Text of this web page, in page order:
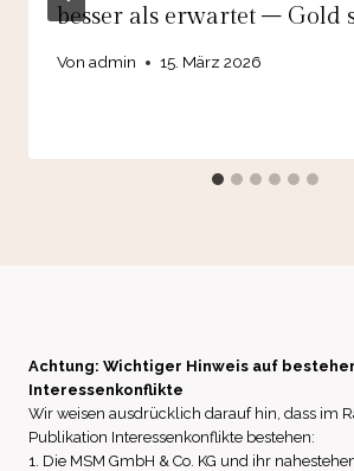
besser als erwartet – Gold
Von admin 15. März 2026
Achtung: Wichtiger Hinweis auf
Interessenkonflikte
Wir weisen ausdrücklich darauf hin, dass im
Publikation Interessenkonflikte bestehen:
1. Die MSM GmbH & Co. KG und ihr